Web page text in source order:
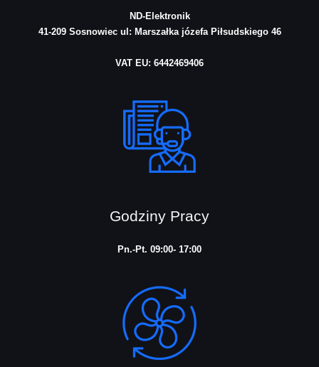
ND-Elektronik
41-209 Sosnowiec ul: Marszałka józefa Piłsudskiego 46
VAT EU: 6442469406
Godziny Pracy
Pn.-Pt. 09:00- 17:00